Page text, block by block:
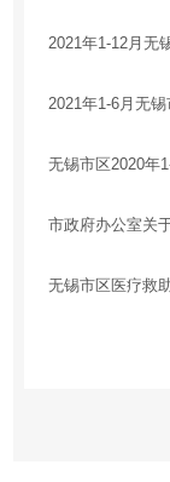
2021年1-12月无
2021年1-6月无
无锡市区2020年
市政府办公室关
无锡市区医疗救